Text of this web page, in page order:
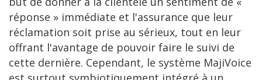
réponse » immédiate et l'assurance que leur
réclamation soit prise au sérieux, tout en leur
offrant l'avantage de pouvoir faire le suivi de
cette dernière. Cependant, le système MajiVoice